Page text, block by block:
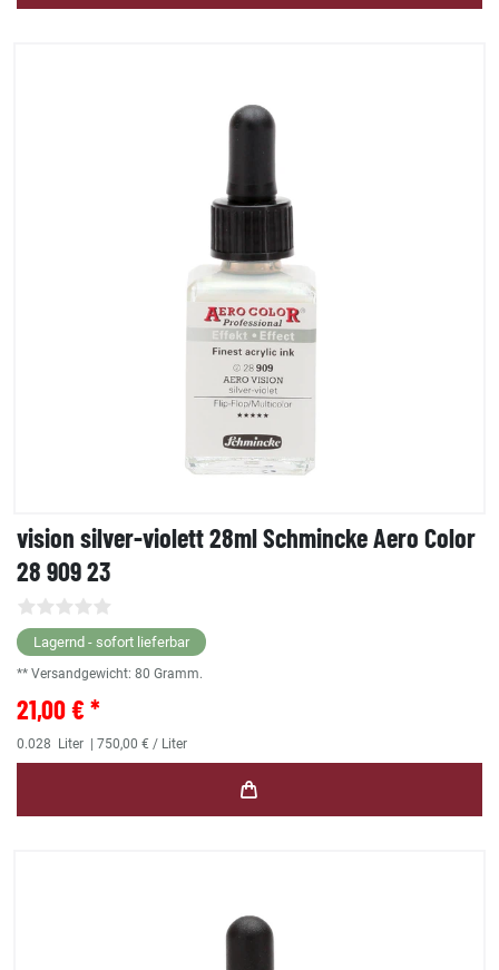
vision silver-violett 28ml Schmincke Aero Color
28 909 23
Lagernd - sofort lieferbar
** Versandgewicht: 80 Gramm.
21,00 € *
0.028 Liter | 750,00 € / Liter